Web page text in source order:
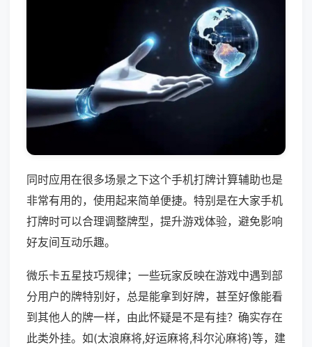
同时应用在很多场景之下这个手机打牌计算辅助也是
非常有用的，使用起来简单便捷。特别是在大家手机
打牌时可以合理调整牌型，提升游戏体验，避免影响
好友间互动乐趣。
微乐卡五星技巧规律；一些玩家反映在游戏中遇到部
分用户的牌特别好，总是能拿到好牌，甚至好像能看
到其他人的牌一样，由此怀疑是不是有挂？确实存在
此类外挂。如(太浪麻将,好运麻将,科尔沁麻将)等，建